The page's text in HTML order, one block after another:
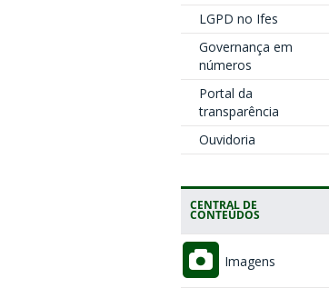
LGPD no Ifes
Governança em
números
Portal da
transparência
Ouvidoria
CENTRAL DE
CONTEÚDOS
Imagens